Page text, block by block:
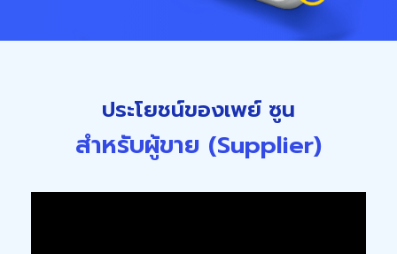
ประโยชน์ของเพย์ ซูน
สำหรับผู้ขาย (Supplier)